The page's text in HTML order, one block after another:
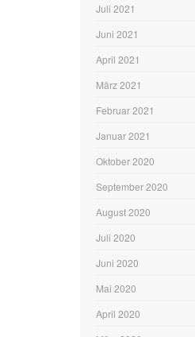
Juli 2021
Juni 2021
April 2021
März 2021
Februar 2021
Januar 2021
Oktober 2020
September 2020
August 2020
Juli 2020
Juni 2020
Mai 2020
April 2020